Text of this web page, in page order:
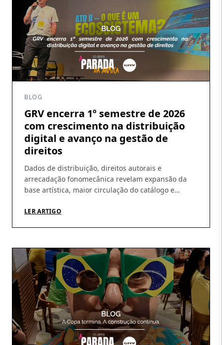
BLOG
GRV encerra 1º semestre de 2026
com crescimento na distribuição
digital e avanço na gestão de
direitos
Dados de distribuição, direitos autorais e
arrecadação fonomecânica revelam expansão da
base artística, maior circulação do catálogo e
primeiro semestre de 2026 ajudam a revelar um
fortalecimento […]
LER ARTIGO